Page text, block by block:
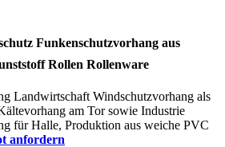
Funkenschutzvorhang aus
Rollen Rollenware
Landwirtschaft Windschutzvorhang als
am Tor sowie Industrie
für Halle, Produktion aus weiche PVC
anfordern